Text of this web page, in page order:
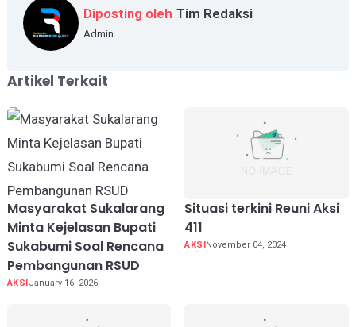
Diposting oleh Tim Redaksi
Admin
Artikel Terkait
Masyarakat Sukalarang
Minta Kejelasan Bupati
Sukabumi Soal Rencana
Pembangunan RSUD
AKSIJanuary 16, 2026
Situasi terkini Reuni Aksi
411
AKSINovember 04, 2024